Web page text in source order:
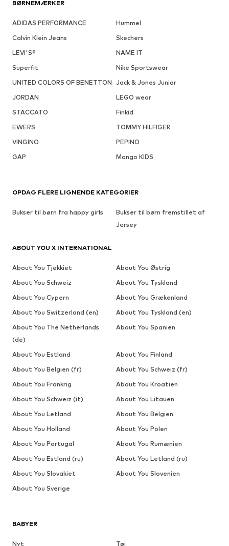
BØRNEMÆRKER
ADIDAS PERFORMANCE
Hummel
Calvin Klein Jeans
Skechers
LEVI'S®
NAME IT
Superfit
Nike Sportswear
UNITED COLORS OF BENETTON Jack & Jones Junior
JORDAN
LEGO wear
STACCATO
Finkid
EWERS
TOMMY HILFIGER
VINGINO
PEPINO
GAP
Mango KIDS
BABYER
Nyt
Tøj
OPDAG FLERE LIGNENDE KATEGORIER
Bukser til børn fra happy girls
Bukser til børn fremstillet af
Jersey
ABOUT YOU X INTERNATIONAL
About You Tjekkiet
About You Østrig
About You Schweiz
About You Tyskland
About You Cypern
About You Grækenland
About You Switzerland (en)
About You Tyskland (en)
About You The Netherlands
(de)
About You Spanien
About You Estland
About You Finland
About You Belgien (fr)
About You Schweiz (fr)
About You Frankrig
About You Kroatien
About You Schweiz (it)
About You Litauen
About You Letland
About You Belgien
About You Holland
About You Polen
About You Portugal
About You Rumænien
About You Estland (ru)
About You Letland (ru)
About You Slovakiet
About You Slovenien
About You Sverige